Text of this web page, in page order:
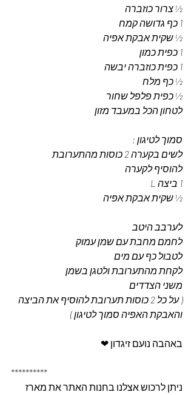
½ צרור כוזברה
1 כף גדושה קמח
½ שקית אבקת אפיה
1 כפית כמון
1 כפית כוזברה יבשה
½ כף מלח
½ כפית פלפל שחור
לטחון הכל במעבד מזון
סמוך לטיגון ;
לשים בקערה 2 כוסות מהתערובת
להוסיף לקערה
1 ביצה L
½ שקית אבקת אפיה
לערבב היטב
לחמם מחבת עם שמן עמוק
לטבול כף עם מים
לקחת מהתערובת ולטגן בשמן
משני הצדדים
( על כל 2 כוסות תערובת להוסיף את הביצה
והאבקת האפיה סמוך לטיגון )
באהבה נועם זיגדון ❤
**********
ניתן לרכוש אצלנו בחנות האתר את מארז